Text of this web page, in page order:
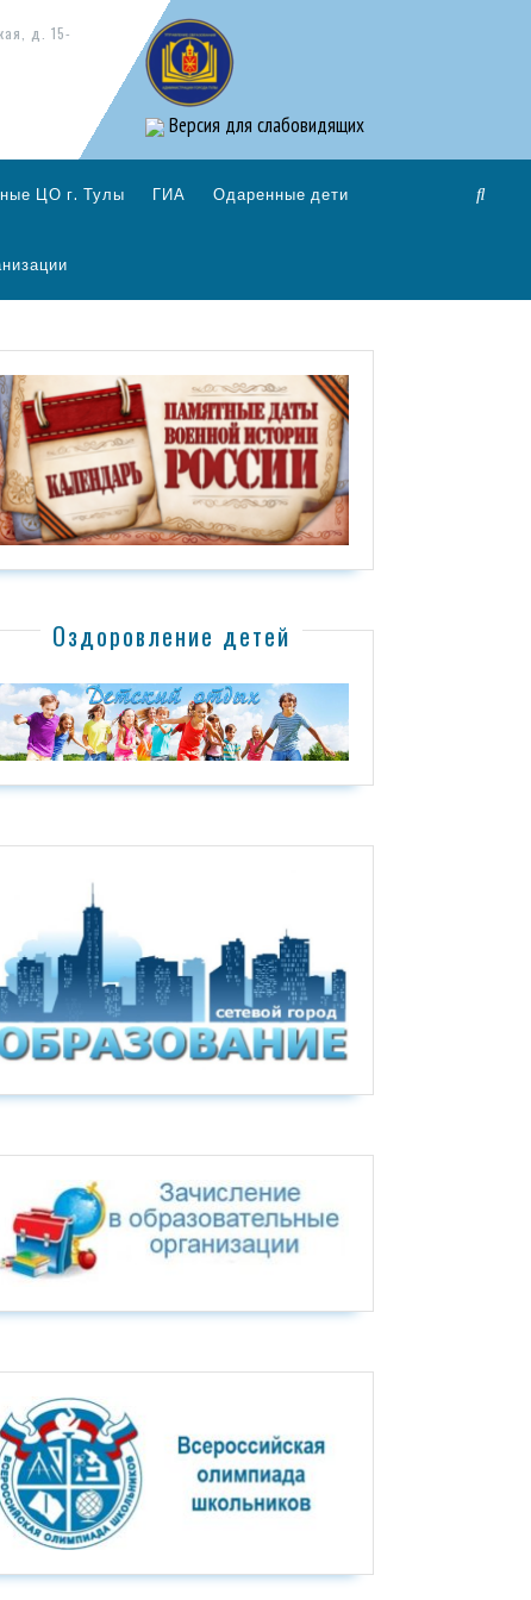
д. 15-
Версия для слабовидящих
ЦО г. Тулы ГИА Одаренные дети
Оздоровление детей